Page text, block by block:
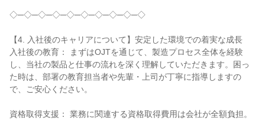
◇─◇─◇─◇─◇─◇─◇─◇─◇─◇
【4. 入社後のキャリアについて】安定した環境での着実な成長
入社後の教育： まずはOJTを通じて、製造プロセス全体を経験
し、当社の製品と仕事の流れを深く理解していただきます。困っ
た時は、部署の教育担当者や先輩・上司が丁寧に指導しますの
で、ご安心ください。
資格取得支援： 業務に関連する資格取得費用は会社が全額負担。